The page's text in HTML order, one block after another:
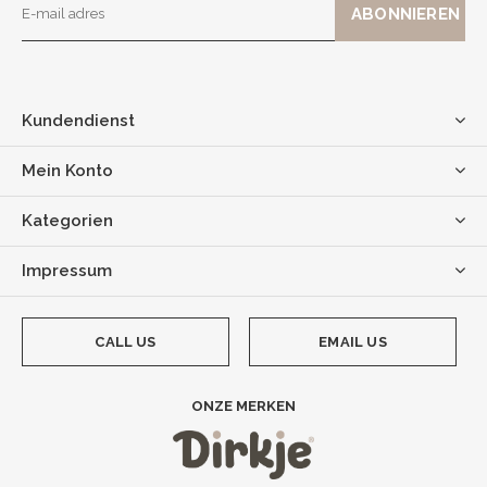
Kundendienst
Mein Konto
Kategorien
Impressum
CALL US EMAIL US
ONZE MERKEN